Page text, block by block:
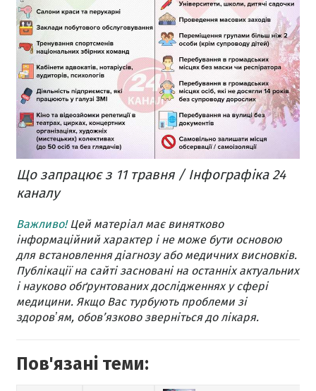
Що запрацює з 11 травня / Інфографіка 24
каналу
Важливо!Цей матеріал має винятково
інформаційний характер і не може бути основою
для встановлення діагнозу або медичних висновків.
Публікації на сайті засновані на останніх актуальних
і науково обґрунтованих дослідженнях у сфері
медицини. Якщо Вас турбують проблеми зі
здоровʼям, обов’язково зверніться до лікаря.
Пов'язані теми: